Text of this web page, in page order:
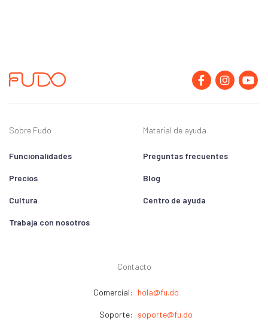
Sobre Fudo
Funcionalidades
Precios
Cultura
Trabaja con nosotros
Material de ayuda
Preguntas frecuentes
Blog
Centro de ayuda
Contacto
Comercial: hola@fu.do
Soporte: soporte@fu.do